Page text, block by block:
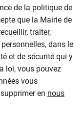
de la politique de
que la Mairie de
traiter,
dans le
et de sécurité qui y
loi, vous pouvez
vous
en nous